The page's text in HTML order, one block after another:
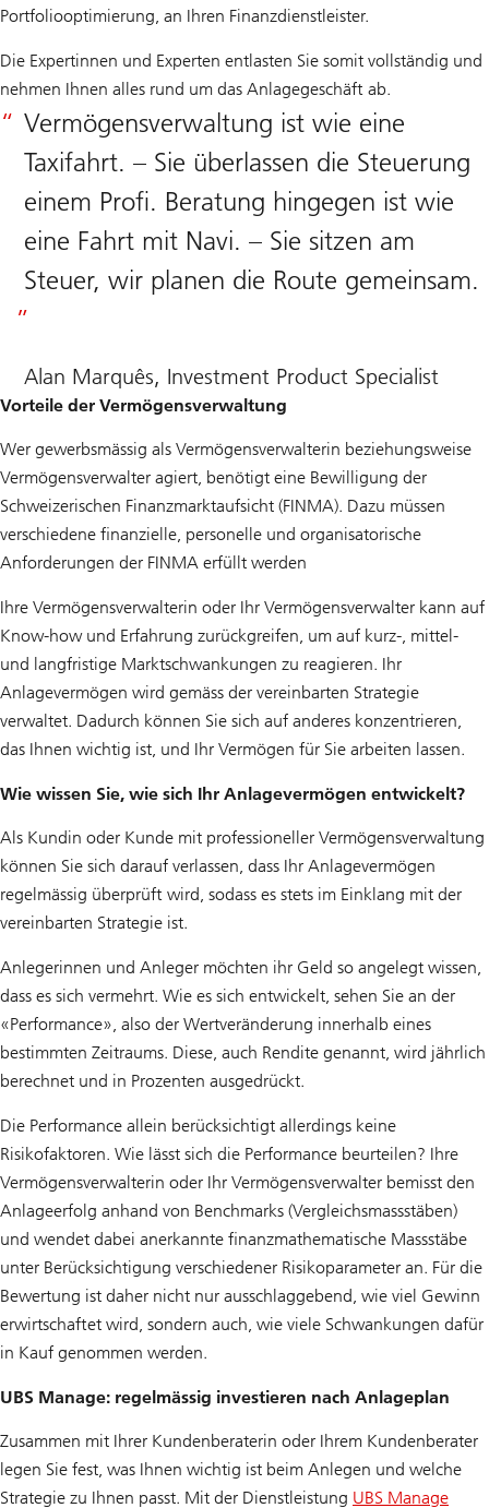
Portfoliooptimierung, an Ihren Finanzdienstleister.
Die Expertinnen und Experten entlasten Sie somit vollständig und
nehmen Ihnen alles rund um das Anlagegeschäft ab.
Vermögensverwaltung ist wie eine
Taxifahrt. – Sie überlassen die Steuerung
einem Profi. Beratung hingegen ist wie
eine Fahrt mit Navi. – Sie sitzen am
Steuer, wir planen die Route gemeinsam.
Alan Marquês, Investment Product Specialist
Vorteile der Vermögensverwaltung
Wer gewerbsmässig als Vermögensverwalterin beziehungsweise
Vermögensverwalter agiert, benötigt eine Bewilligung der
Schweizerischen Finanzmarktaufsicht (FINMA). Dazu müssen
verschiedene finanzielle, personelle und organisatorische
Anforderungen der FINMA erfüllt werden
Ihre Vermögensverwalterin oder Ihr Vermögensverwalter kann auf
Know-how und Erfahrung zurückgreifen, um auf kurz-, mittel-
und langfristige Marktschwankungen zu reagieren. Ihr
Anlagevermögen wird gemäss der vereinbarten Strategie
verwaltet. Dadurch können Sie sich auf anderes konzentrieren,
das Ihnen wichtig ist, und Ihr Vermögen für Sie arbeiten lassen.
Wie wissen Sie, wie sich Ihr Anlagevermögen entwickelt?
Als Kundin oder Kunde mit professioneller Vermögensverwaltung
können Sie sich darauf verlassen, dass Ihr Anlagevermögen
regelmässig überprüft wird, sodass es stets im Einklang mit der
vereinbarten Strategie ist.
Anlegerinnen und Anleger möchten ihr Geld so angelegt wissen,
dass es sich vermehrt. Wie es sich entwickelt, sehen Sie an der
«Performance», also der Wertveränderung innerhalb eines
bestimmten Zeitraums. Diese, auch Rendite genannt, wird jährlich
berechnet und in Prozenten ausgedrückt.
Die Performance allein berücksichtigt allerdings keine
Risikofaktoren. Wie lässt sich die Performance beurteilen? Ihre
Vermögensverwalterin oder Ihr Vermögensverwalter bemisst den
Anlageerfolg anhand von Benchmarks (Vergleichsmassstäben)
und wendet dabei anerkannte finanzmathematische Massstäbe
unter Berücksichtigung verschiedener Risikoparameter an. Für die
Bewertung ist daher nicht nur ausschlaggebend, wie viel Gewinn
erwirtschaftet wird, sondern auch, wie viele Schwankungen dafür
in Kauf genommen werden.
UBS Manage: regelmässig investieren nach Anlageplan
Zusammen mit Ihrer Kundenberaterin oder Ihrem Kundenberater
legen Sie fest, was Ihnen wichtig ist beim Anlegen und welche
Strategie zu Ihnen passt. Mit der Dienstleistung UBS Manage